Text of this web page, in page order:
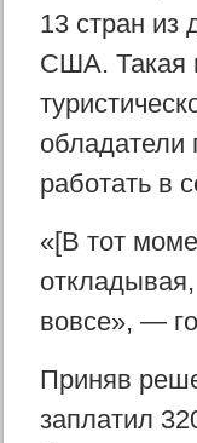
13 стран из
США. Такая
обладатели
работать в
«[В тот
вовсе», —
Приняв
заплатил